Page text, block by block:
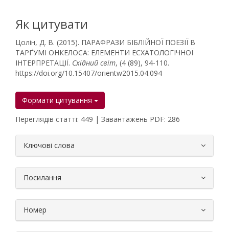
Як цитувати
Цолін, Д. В. (2015). ПАРАФРАЗИ БІБЛІЙНОЇ ПОЕЗІЇ В
ТАРҐУМІ ОНКЕЛОСА: ЕЛЕМЕНТИ ЕСХАТОЛОГІЧНОЇ
ІНТЕРПРЕТАЦІЇ. Східний світ, (4 (89), 94-110.
https://doi.org/10.15407/orientw2015.04.094
Формати цитування
Переглядів статті: 449 | Завантажень PDF: 286
Ключові слова
Посилання
Номер